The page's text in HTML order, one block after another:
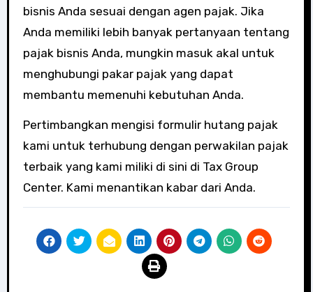
bisnis Anda sesuai dengan agen pajak. Jika
Anda memiliki lebih banyak pertanyaan tentang
pajak bisnis Anda, mungkin masuk akal untuk
menghubungi pakar pajak yang dapat
membantu memenuhi kebutuhan Anda.
Pertimbangkan mengisi formulir hutang pajak
kami untuk terhubung dengan perwakilan pajak
terbaik yang kami miliki di sini di Tax Group
Center. Kami menantikan kabar dari Anda.